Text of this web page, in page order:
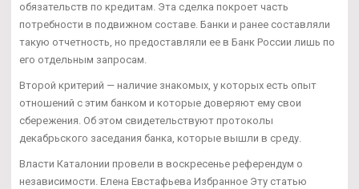
обязательств по кредитам. Эта сделка покроет часть
потребности в подвижном составе. Банки и ранее составляли
такую отчетность, но предоставляли ее в Банк России лишь по
его отдельным запросам.
Второй критерий — наличие знакомых, у которых есть опыт
отношений с этим банком и которые доверяют ему свои
сбережения. Об этом свидетельствуют протоколы
декабрьского заседания банка, которые вышли в среду.
Власти Каталонии провели в воскресенье референдум о
независимости. Елена Евстафьева Избранное Эту статью